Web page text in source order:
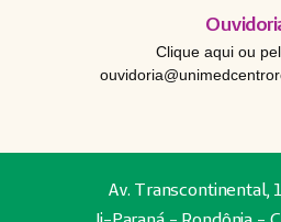
Clique aqui ou
Av. Transcontinental,